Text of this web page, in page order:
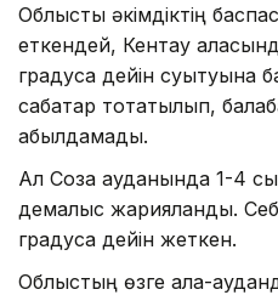
Облыстық әкімдіктің
еткендей, Кентау
градусқа дейін суытуына
сабақтар тоқтатылып,
қабылдамады.
Ал Созақ ауданында 1-4
демалыс жарияланды.
градусқа дейін жеткен.
Облыстың өзге қала-